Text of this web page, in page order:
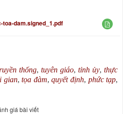
dam.signed_1.pdf
thống, tuyên giáo, tỉnh ủy, thực
gian,tọa đàm,quyết định, phức tạp,
giá bài viết